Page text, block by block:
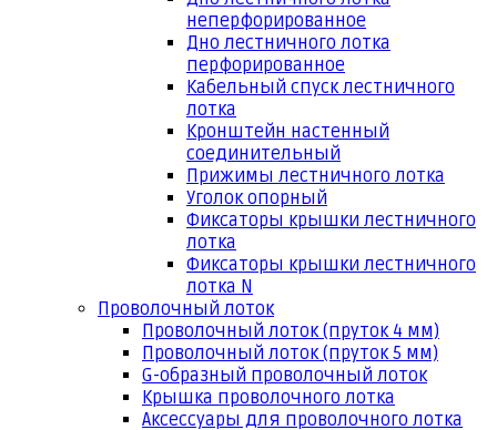
неперфорированное
Дно лестничного лотка
перфорированное
Кабельный спуск лестничного
лотка
Кронштейн настенный
соединительный
Прижимы лестничного лотка
Уголок опорный
Фиксаторы крышки лестничного
лотка
Фиксаторы крышки лестничного
лотка N
Проволочный лоток
Проволочный лоток (пруток 4 мм)
Проволочный лоток (пруток 5 мм)
G-образный проволочный лоток
Крышка проволочного лотка
Аксессуары для проволочного лотка